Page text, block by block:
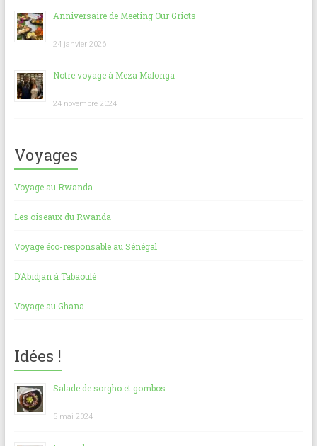
Anniversaire de Meeting Our Griots
24 janvier 2026
Notre voyage à Meza Malonga
24 novembre 2024
Voyages
Voyage au Rwanda
Les oiseaux du Rwanda
Voyage éco-responsable au Sénégal
D’Abidjan à Tabaoulé
Voyage au Ghana
Idées !
Salade de sorgho et gombos
5 mai 2024